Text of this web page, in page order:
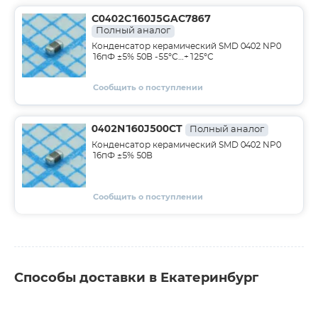
C0402C160J5GAC7867
Полный аналог
Конденсатор керамический SMD 0402 NP0
16пФ ±5% 50В -55°С…+125°С
Сообщить о поступлении
0402N160J500CT Полный аналог
Конденсатор керамический SMD 0402 NP0
16пФ ±5% 50В
Сообщить о поступлении
Способы доставки в Екатеринбург